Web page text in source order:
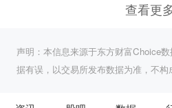
查看更
声明：本信息来源于东方财富Choice
据有误，以交易所发布数据为准，不构